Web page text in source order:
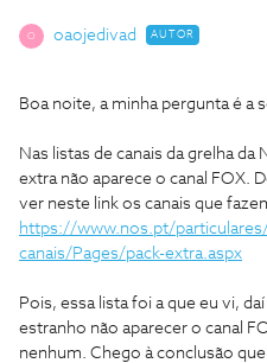
O oaojedivad AUTOR
Boa noite, a minha pergunta é a
Nas listas de canais da grelha da
extra não aparece o canal FOX.
ver neste link os canais que
https://www.nos.pt/
canais/Pages/pack-extra.aspx
Pois, essa lista foi a que eu vi,
estranho não aparecer o canal
nenhum. Chego à conclusão